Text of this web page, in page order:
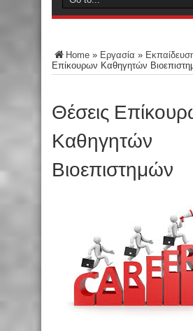
Home » Εργασία »
Επίκουρων Καθηγητών
Θέσεις
Καθηγητών
Βιοεπιστημών